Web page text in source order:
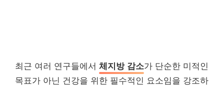
최근 여러 연구들에서 체지방 감소가 단순한 미적인
목표가 아닌 건강을 위한 필수적인 요소임을 강조하